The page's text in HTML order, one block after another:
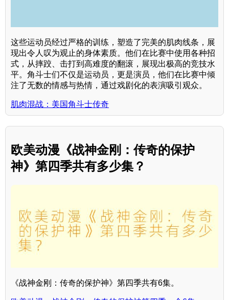
这些运动员经过严格的训练，塑造了完美的肌肉线条，展
现出令人叹为观止的身体素质。他们在比赛中使用各种招
式，从摔跤、击打到高难度的翻滚，展现出极高的竞技水
平。角斗士们不仅是运动员，更是演员，他们在比赛中倾
注了无数的情感与热情，通过戏剧化的表演吸引观众。
肌肉混战：美国角斗士传奇
欧美动漫《战神金刚：传奇的保护
神》第四季共有多少集？
《战神金刚：传奇的保护神》第四季共有6集。